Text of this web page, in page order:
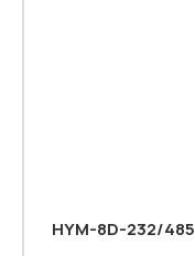
HYM-8D-232/485